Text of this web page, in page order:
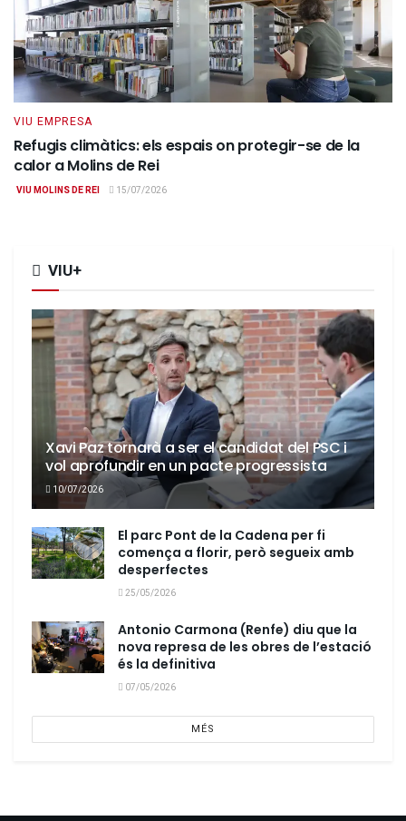
VIU EMPRESA
Refugis climàtics: els espais on protegir-se de la
calor a Molins de Rei
VIU MOLINS DE REI 15/07/2026
VIU+
Xavi Paz tornarà a ser el candidat del PSC i
vol aprofundir en un pacte progressista
10/07/2026
El parc Pont de la Cadena per fi
comença a florir, però segueix amb
desperfectes
25/05/2026
Antonio Carmona (Renfe) diu que la
nova represa de les obres de l’estació
és la definitiva
07/05/2026
MÉS